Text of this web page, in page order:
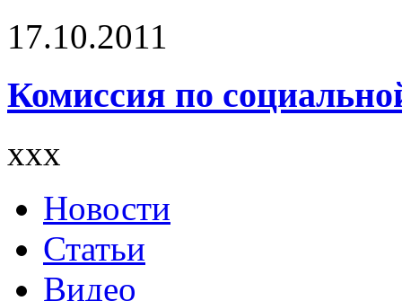
17.10.2011
Комиссия по
xxx
Новости
Статьи
Видео